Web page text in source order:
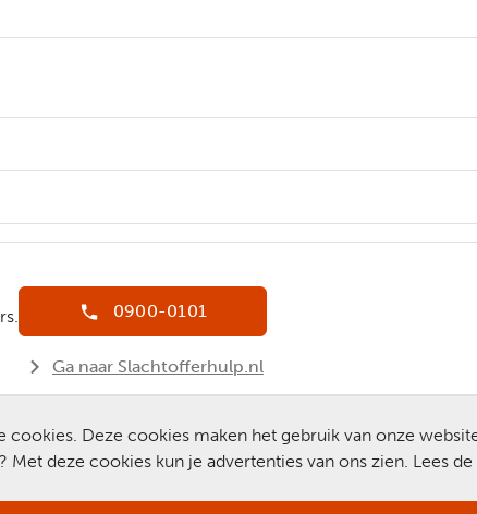
Deze cookies maken het gebruik van onze
deze cookies kun je advertenties van ons zien. Lees de
0900-0101
Ga naar Slachtofferhulp.nl